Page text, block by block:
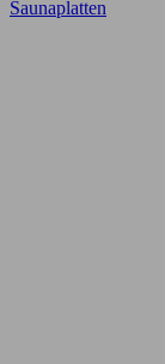
Saunaplatten